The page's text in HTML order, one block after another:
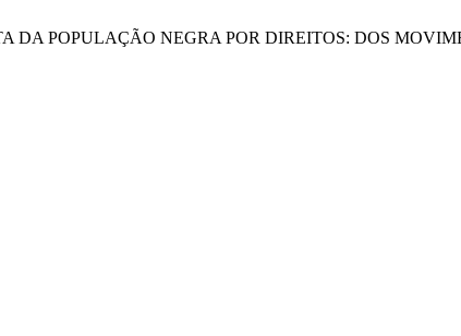
DA POPULAÇÃO NEGRA POR DIREITOS: DOS